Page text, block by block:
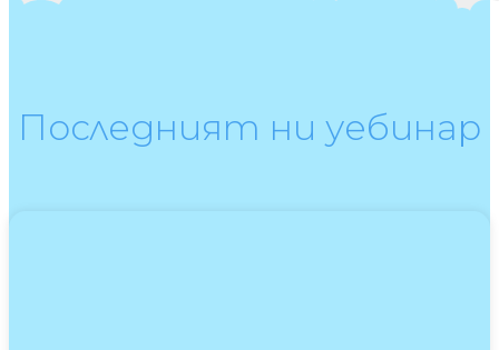
Последният ни уебинар